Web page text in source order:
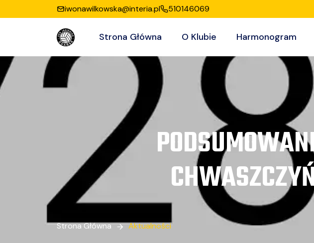
iwonawilkowska@interia.pl 510146069
Strona Główna O Klubie Harmonogram
Strona Główna Aktualności